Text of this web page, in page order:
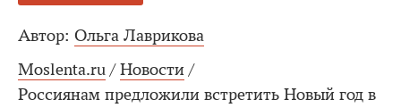
Автор: Ольга Лаврикова
Moslenta.ru / Новости /
Россиянам предложили встретить Новый год в